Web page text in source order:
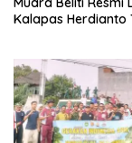
Kalapas Herdianto